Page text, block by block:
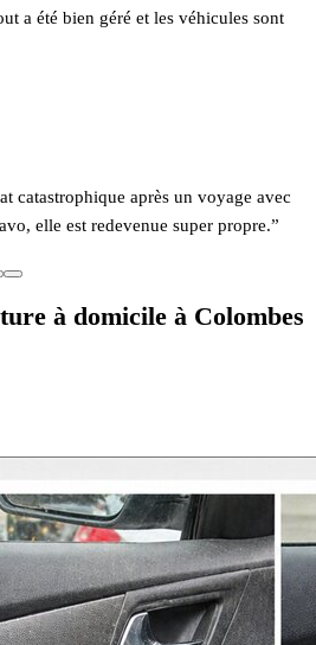
a été bien géré et les véhicules sont
catastrophique après un voyage avec
elle est redevenue super propre.”
à domicile à Colombes